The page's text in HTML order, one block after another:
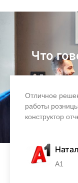
Что
Отличное
работы
конструктор
A1